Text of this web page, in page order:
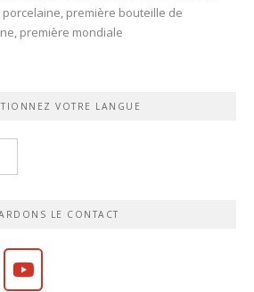
porcelaine, première bouteille de
, première mondiale
VOTRE LANGUE
LE CONTACT